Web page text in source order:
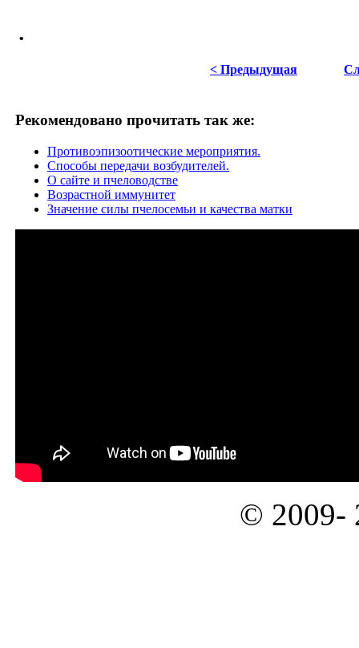
.
< Предыдущая
Рекомендовано прочитать так же:
Противоэпизоотические мероприятия.
Способы передачи возбудителей.
О сайте и пчеловодстве
Возрастной иммунитет
Значение силы пчелосемьи и качества матки
© 2009-